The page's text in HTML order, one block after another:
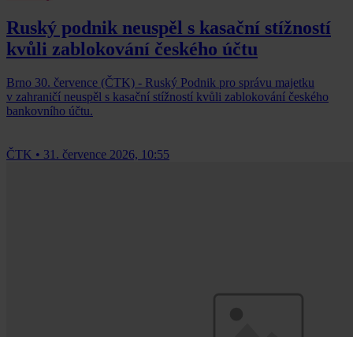
Ruský podnik neuspěl s kasační stížností
kvůli zablokování českého účtu
Brno 30. července (ČTK) - Ruský Podnik pro správu majetku
v zahraničí neuspěl s kasační stížností kvůli zablokování českého
bankovního účtu.
ČTK • 31. července 2026, 10:55